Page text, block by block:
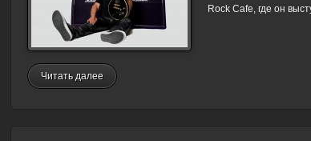
Rock Cafe, где он
Читать далее